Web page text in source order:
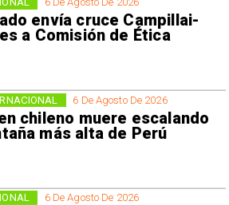
envía cruce Campillai-
a Comisión de Ética
6 De Agosto De 2026
chileno muere escalando
más alta de Perú
6 De Agosto De 2026